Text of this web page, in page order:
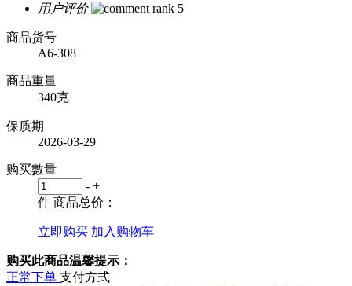
用户评价
商品货号
A6-308
商品重量
340克
保质期
2026-03-29
购买數量
- +
件 商品总价：
立即购买 加入购物车
购买此商品温馨提示：
正常下单 支付方式